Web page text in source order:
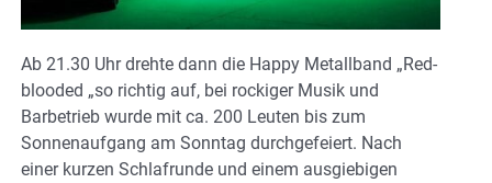
Ab 21.30 Uhr drehte dann die Happy Metallband „Red-
blooded „so richtig auf, bei rockiger Musik und
Barbetrieb wurde mit ca. 200 Leuten bis zum
Sonnenaufgang am Sonntag durchgefeiert. Nach
einer kurzen Schlafrunde und einem ausgiebigen